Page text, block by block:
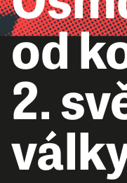
od
2.